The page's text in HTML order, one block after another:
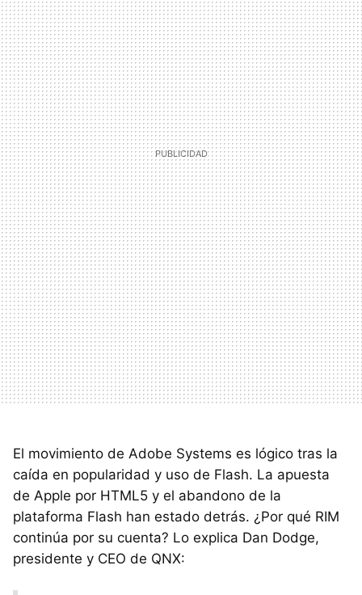
El movimiento de Adobe Systems es lógico tras la
caída en popularidad y uso de Flash. La apuesta
de Apple por HTML5 y el abandono de la
plataforma Flash han estado detrás. ¿Por qué RIM
continúa por su cuenta? Lo explica Dan Dodge,
presidente y CEO de QNX: